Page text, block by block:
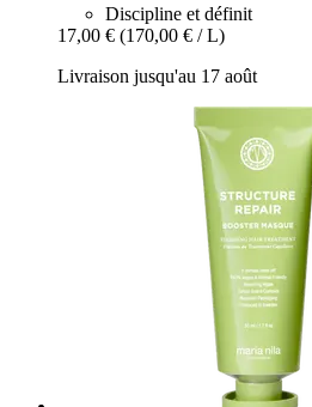
Discipline et définit
17,00 € (170,00 € / L)
Livraison jusqu'au 17 août